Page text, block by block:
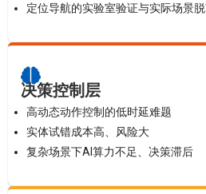
定位导航的实验室验证与实际场景
决策控制层
高动态动作控制的低时延难题
实体试错成本高、风险大
复杂场景下AI算力不足、决策滞后